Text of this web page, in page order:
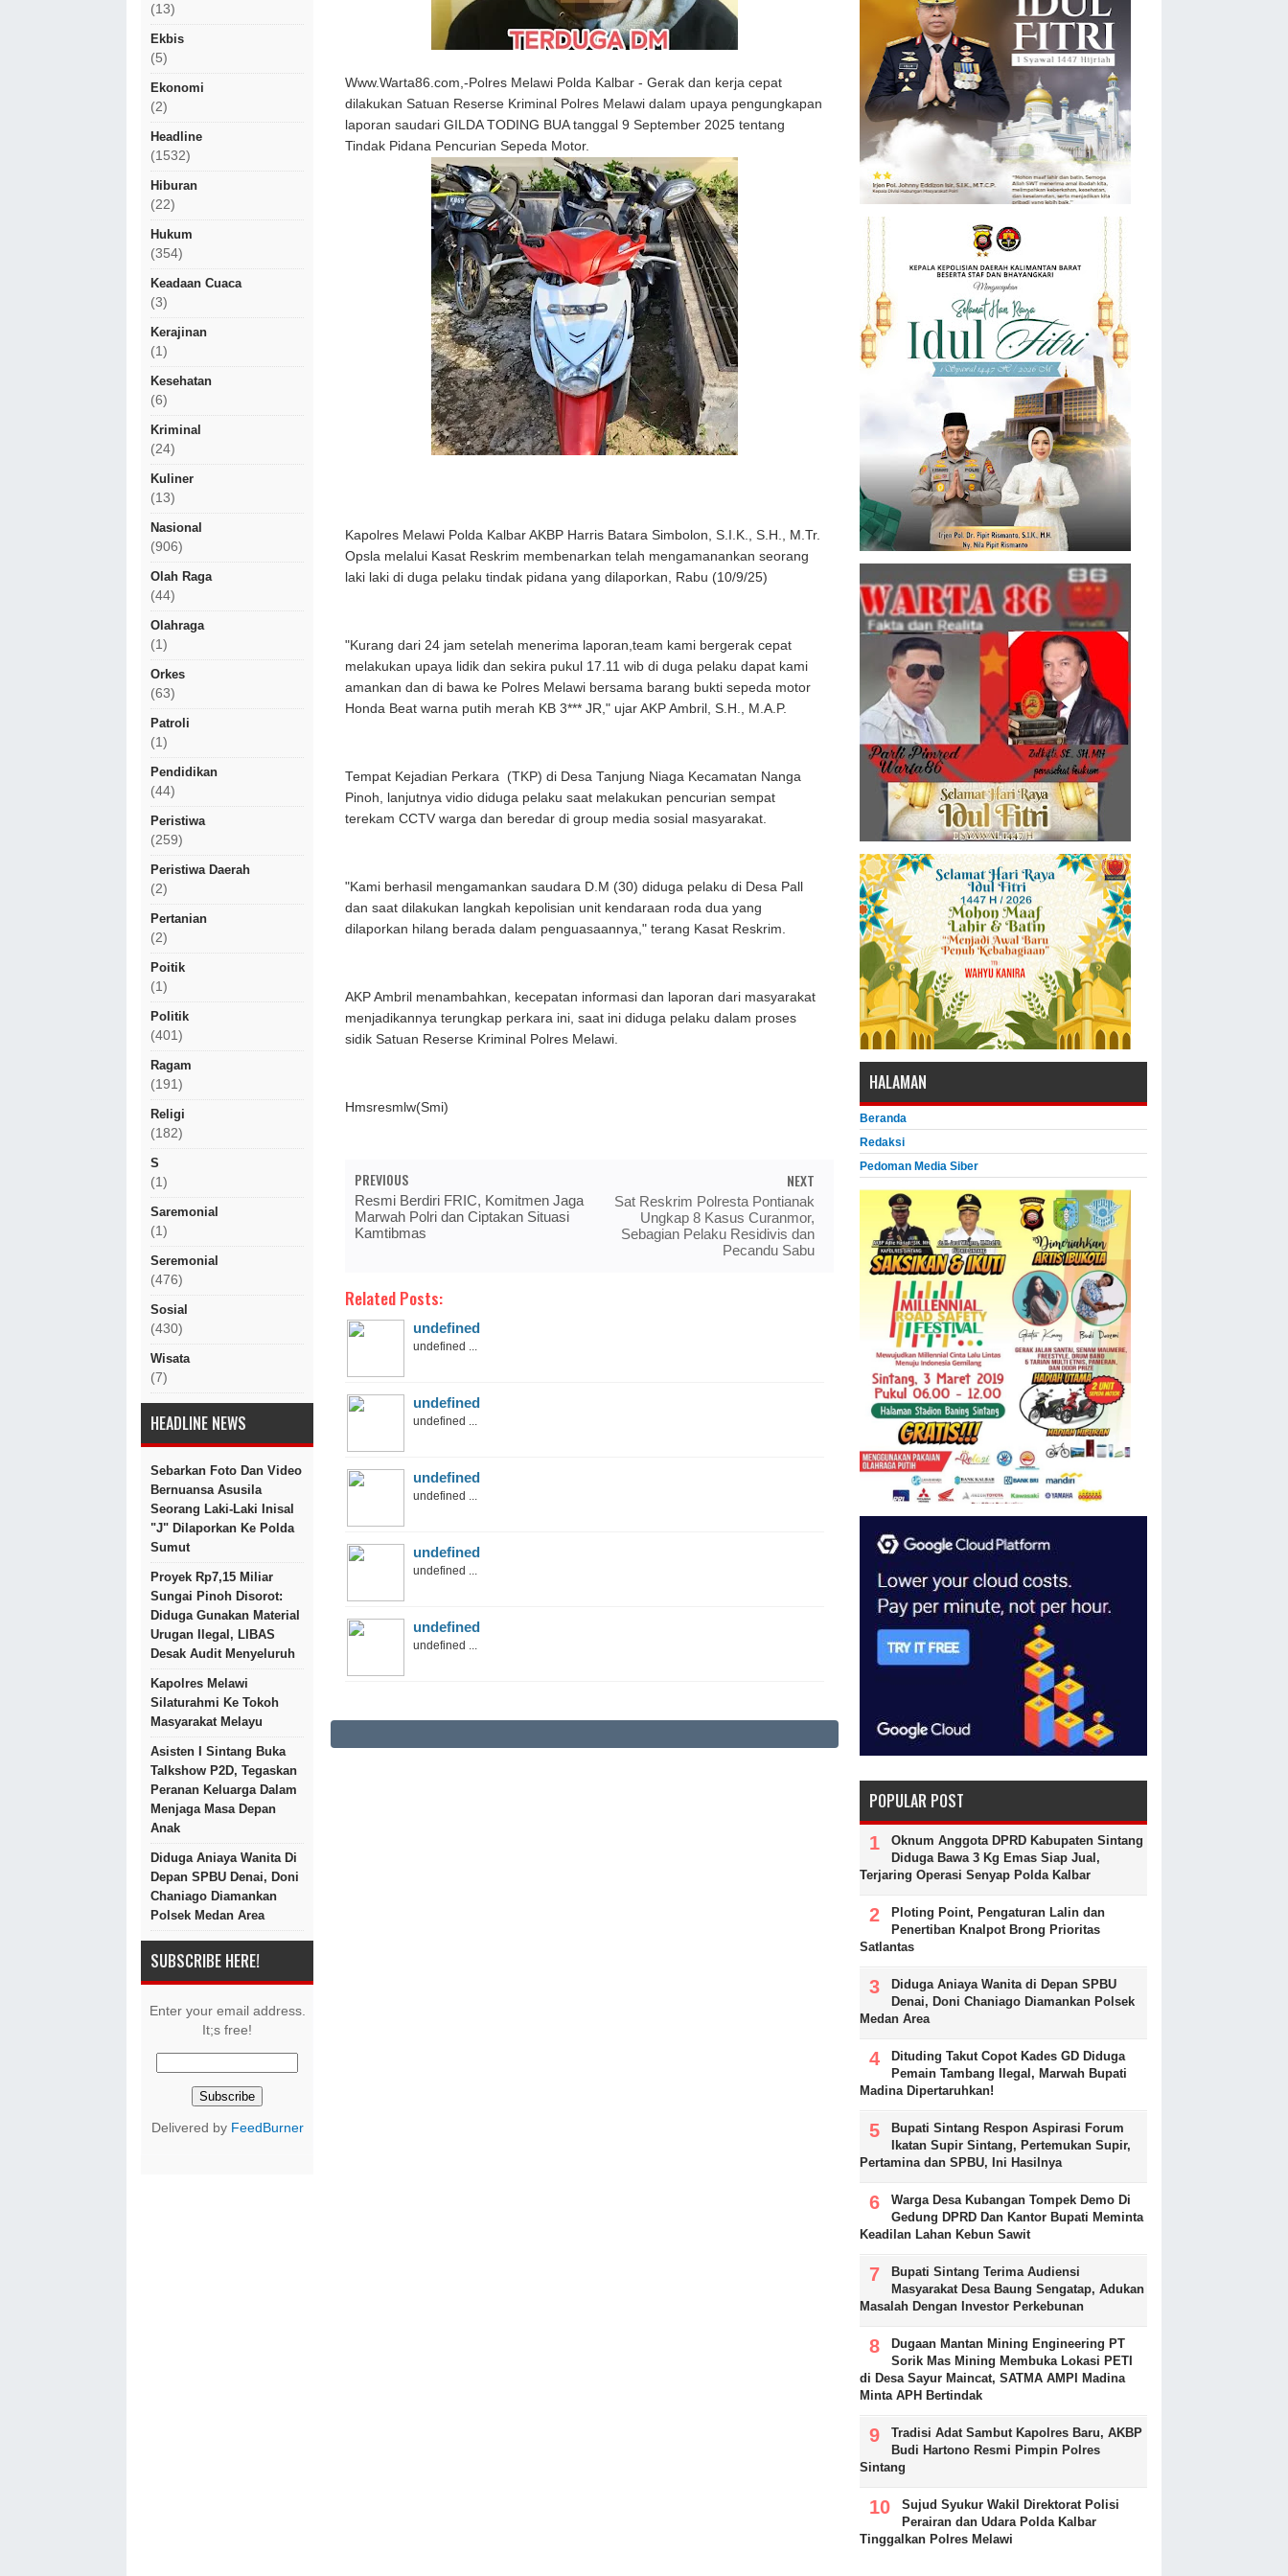
(13)
Ekbis
(5)
Ekonomi
(2)
Headline
(1532)
Hiburan
(22)
Hukum
(354)
Keadaan Cuaca
(3)
Kerajinan
(1)
Kesehatan
(6)
Kriminal
(24)
Kuliner
(13)
Nasional
(906)
Olah Raga
(44)
Olahraga
(1)
Orkes
(63)
Patroli
(1)
Pendidikan
(44)
Peristiwa
(259)
Peristiwa Daerah
(2)
Pertanian
(2)
Poitik
(1)
Politik
(401)
Ragam
(191)
Religi
(182)
S
(1)
Saremonial
(1)
Seremonial
(476)
Sosial
(430)
Wisata
(7)
HEADLINE NEWS
Sebarkan Foto Dan Video
Bernuansa Asusila
Seorang Laki-Laki Inisal
"J" Dilaporkan Ke Polda
Sumut
Proyek Rp7,15 Miliar
Sungai Pinoh Disorot:
Diduga Gunakan Material
Urugan Ilegal, LIBAS
Desak Audit Menyeluruh
Kapolres Melawi
Silaturahmi Ke Tokoh
Masyarakat Melayu
Asisten I Sintang Buka
Talkshow P2D, Tegaskan
Peranan Keluarga Dalam
Menjaga Masa Depan
Anak
Diduga Aniaya Wanita Di
Depan SPBU Denai, Doni
Chaniago Diamankan
Polsek Medan Area
SUBSCRIBE HERE!
Enter your email address.
It;s free!
Delivered by FeedBurner
Www.Warta86.com,-Polres Melawi Polda Kalbar - Gerak dan kerja cepat
dilakukan Satuan Reserse Kriminal Polres Melawi dalam upaya pengungkapan
laporan saudari GILDA TODING BUA tanggal 9 September 2025 tentang
Tindak Pidana Pencurian Sepeda Motor.
Kapolres Melawi Polda Kalbar AKBP Harris Batara Simbolon, S.I.K., S.H., M.Tr.
Opsla melalui Kasat Reskrim membenarkan telah mengamanankan seorang
laki laki di duga pelaku tindak pidana yang dilaporkan, Rabu (10/9/25)
"Kurang dari 24 jam setelah menerima laporan,team kami bergerak cepat
melakukan upaya lidik dan sekira pukul 17.11 wib di duga pelaku dapat kami
amankan dan di bawa ke Polres Melawi bersama barang bukti sepeda motor
Honda Beat warna putih merah KB 3*** JR," ujar AKP Ambril, S.H., M.A.P.
Tempat Kejadian Perkara (TKP) di Desa Tanjung Niaga Kecamatan Nanga
Pinoh, lanjutnya vidio diduga pelaku saat melakukan pencurian sempat
terekam CCTV warga dan beredar di group media sosial masyarakat.
"Kami berhasil mengamankan saudara D.M (30) diduga pelaku di Desa Pall
dan saat dilakukan langkah kepolisian unit kendaraan roda dua yang
dilaporkan hilang berada dalam penguasaannya," terang Kasat Reskrim.
AKP Ambril menambahkan, kecepatan informasi dan laporan dari masyarakat
menjadikannya terungkap perkara ini, saat ini diduga pelaku dalam proses
sidik Satuan Reserse Kriminal Polres Melawi.
Hmsresmlw(Smi)
PREVIOUS
Resmi Berdiri FRIC, Komitmen Jaga
Marwah Polri dan Ciptakan Situasi
Kamtibmas
NEXT
Sat Reskrim Polresta Pontianak
Ungkap 8 Kasus Curanmor,
Sebagian Pelaku Residivis dan
Pecandu Sabu
Related Posts:
undefined
undefined ...
undefined
undefined ...
undefined
undefined ...
undefined
undefined ...
undefined
undefined ...
HALAMAN
Beranda
Redaksi
Pedoman Media Siber
POPULAR POST
Oknum Anggota DPRD Kabupaten Sintang
Diduga Bawa 3 Kg Emas Siap Jual,
Terjaring Operasi Senyap Polda Kalbar
Ploting Point, Pengaturan Lalin dan
Penertiban Knalpot Brong Prioritas
Satlantas
Diduga Aniaya Wanita di Depan SPBU
Denai, Doni Chaniago Diamankan Polsek
Medan Area
Dituding Takut Copot Kades GD Diduga
Pemain Tambang Ilegal, Marwah Bupati
Madina Dipertaruhkan!
Bupati Sintang Respon Aspirasi Forum
Ikatan Supir Sintang, Pertemukan Supir,
Pertamina dan SPBU, Ini Hasilnya
Warga Desa Kubangan Tompek Demo Di
Gedung DPRD Dan Kantor Bupati Meminta
Keadilan Lahan Kebun Sawit
Bupati Sintang Terima Audiensi
Masyarakat Desa Baung Sengatap, Adukan
Masalah Dengan Investor Perkebunan
Dugaan Mantan Mining Engineering PT
Sorik Mas Mining Membuka Lokasi PETI
di Desa Sayur Maincat, SATMA AMPI Madina
Minta APH Bertindak
Tradisi Adat Sambut Kapolres Baru, AKBP
Budi Hartono Resmi Pimpin Polres
Sintang
Sujud Syukur Wakil Direktorat Polisi
Perairan dan Udara Polda Kalbar
Tinggalkan Polres Melawi